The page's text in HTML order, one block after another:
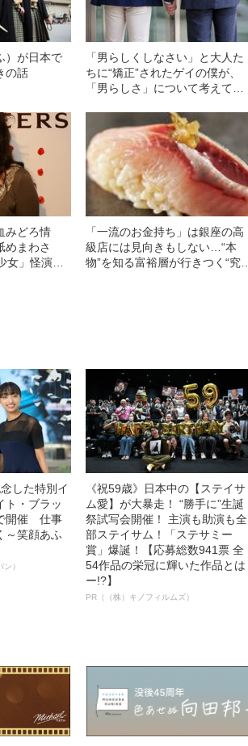
）が日本で
の話
「男らしくしなさい」と大人た
ちに“矯正”されたゲイの僕が、
「男らしさ」について考えてみ
みどろ情
めまわさ
女」怪演
「一流のお金持ち」は銀座の高
級店には見向きもしない…“本
物”を知る富裕層が行きつく“究極
した特別イ
ト・ブラッ
開催 仕事
～笑顔あふ
）
《祝59歳》日本中の【ステイサ
ム愛】が大暴走！ “勝手に”生誕
祭試写会開催！ 主演も助演も全
部ステイサム！「ステサミー
賞」爆誕！【応募総数941票 全
54作品の栄冠に輝いた作品とは
ー!?】
PR（（株）キノフィルムズ）